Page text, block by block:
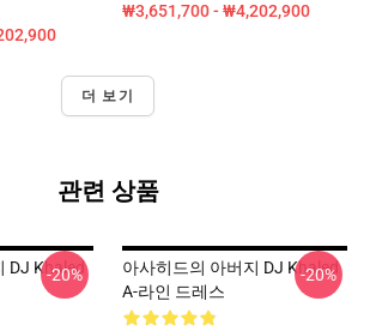
₩3,651,700 - ₩4,202,900
더 보기
관련 상품
DJ Khaled
-20%
아사히드의 아버지 DJ Khaled
A-라인 드레스
-20%